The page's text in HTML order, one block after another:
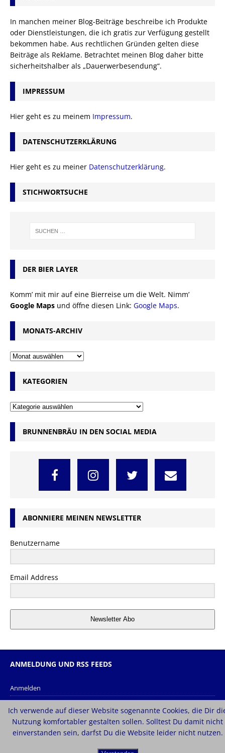
In manchen meiner Blog-Beiträge beschreibe ich Produkte
oder Dienstleistungen, die ich gratis zur Verfügung gestellt
bekommen habe. Aus rechtlichen Gründen gelten diese
Beiträge als Reklame. Betrachtet meinen Blog daher bitte
sicherheitshalber als „Dauerwerbesendung“.
IMPRESSUM
Hier geht es zu meinem Impressum.
DATENSCHUTZERKLÄRUNG
Hier geht es zu meiner Datenschutzerklärung.
STICHWORTSUCHE
DER BIER LAYER
Komm’ mit mir auf eine Bierreise um die Welt. Nimm’
Google Maps und öffne diesen Link: Google Maps.
MONATS-ARCHIV
KATEGORIEN
BRUNNENBRÄU IN DEN SOCIAL MEDIA
ABONNIERE MEINEN NEWSLETTER
Benutzername
Email Address
Newsletter Abo
ANMELDUNG UND RSS FEEDS
Anmelden
Kommentar-Feed
WordPress.org
Ich verwende auf dieser Website sogenannte Cookies, die Dir
Nutzung komfortabler gestalten sollen. Solltest Du damit nicht
einverstanden sein, darfst Du die Website leider nicht nutzen.